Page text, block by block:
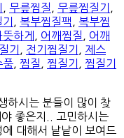
무릎찜질 무릎찜질기
복부찜질팩
복부찜
하게 어깨찜질
어깨
기 전기찜질기
제스
품 찜질 찜질기
찜질기
하시는 분들이 많이 찾
좋은지.. 고민하시는
대해서 낱낱이 보여드